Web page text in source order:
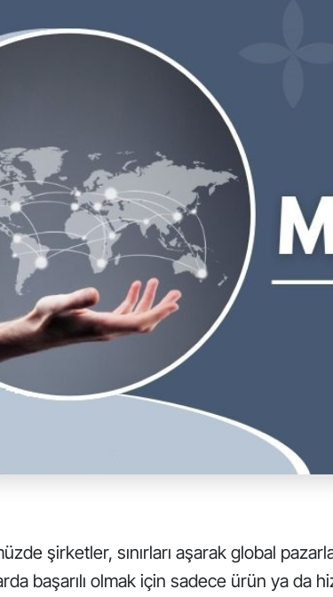
şirketler, sınırları aşarak global
başarılı olmak için sadece ürün ya da